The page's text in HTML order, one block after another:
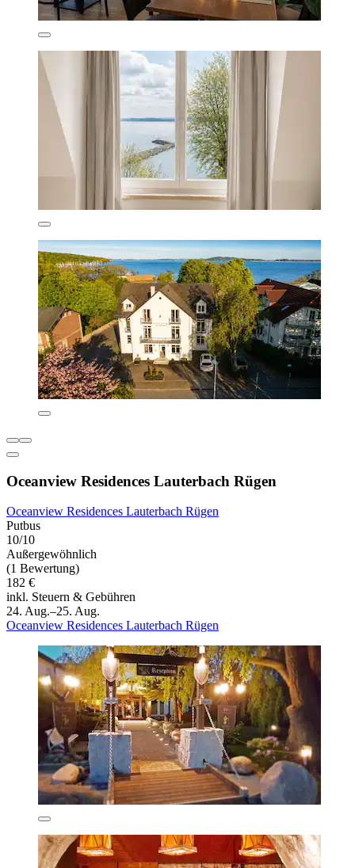
Oceanview Residences Lauterbach Rügen
Oceanview Residences Lauterbach Rügen
Putbus
10/10
Außergewöhnlich
(1 Bewertung)
182 €
inkl. Steuern & Gebühren
24. Aug.–25. Aug.
Oceanview Residences Lauterbach Rügen